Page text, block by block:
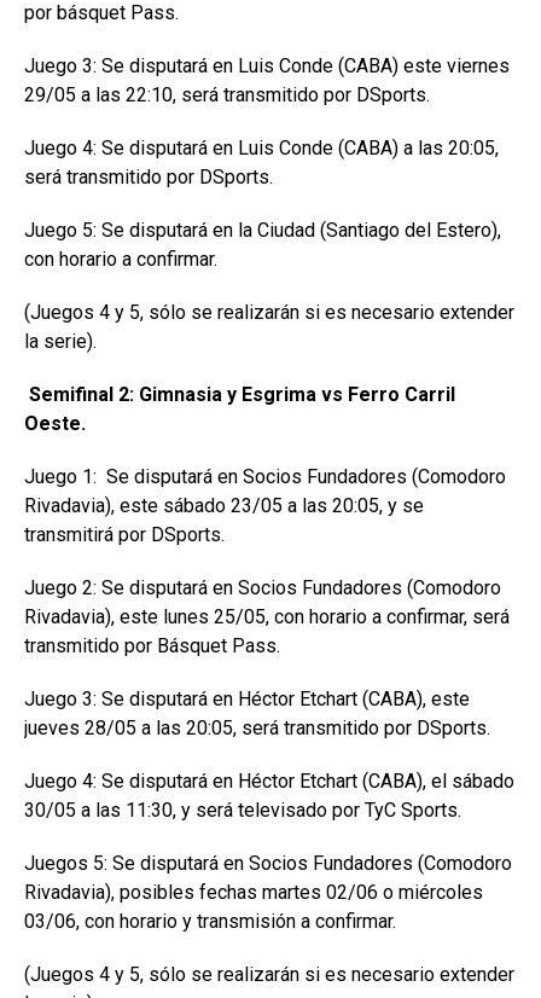
por básquet Pass.
Juego 3: Se disputará en Luis Conde (CABA) este viernes
29/05 a las 22:10, será transmitido por DSports.
Juego 4: Se disputará en Luis Conde (CABA) a las 20:05,
será transmitido por DSports.
Juego 5: Se disputará en la Ciudad (Santiago del Estero),
con horario a confirmar.
(Juegos 4 y 5, sólo se realizarán si es necesario extender
la serie).
Semifinal 2: Gimnasia y Esgrima vs Ferro Carril
Oeste.
Juego 1: Se disputará en Socios Fundadores (Comodoro
Rivadavia), este sábado 23/05 a las 20:05, y se
transmitirá por DSports.
Juego 2: Se disputará en Socios Fundadores (Comodoro
Rivadavia), este lunes 25/05, con horario a confirmar, será
transmitido por Básquet Pass.
Juego 3: Se disputará en Héctor Etchart (CABA), este
jueves 28/05 a las 20:05, será transmitido por DSports.
Juego 4: Se disputará en Héctor Etchart (CABA), el sábado
30/05 a las 11:30, y será televisado por TyC Sports.
Juegos 5: Se disputará en Socios Fundadores (Comodoro
Rivadavia), posibles fechas martes 02/06 o miércoles
03/06, con horario y transmisión a confirmar.
(Juegos 4 y 5, sólo se realizarán si es necesario extender